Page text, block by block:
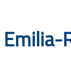
Bandi
Emilia-